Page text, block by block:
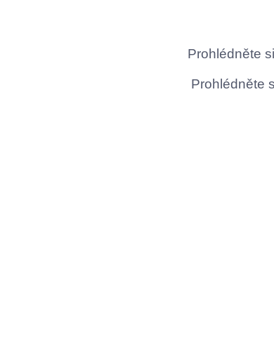
Prohlédněte
Prohlédněte